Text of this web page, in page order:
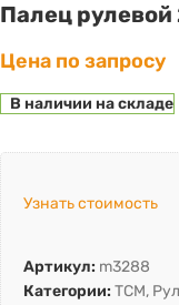
Палец
Цена по запросу
В наличии на складе
Узнать стоимость
Артикул: m3288
Категории: TCM,